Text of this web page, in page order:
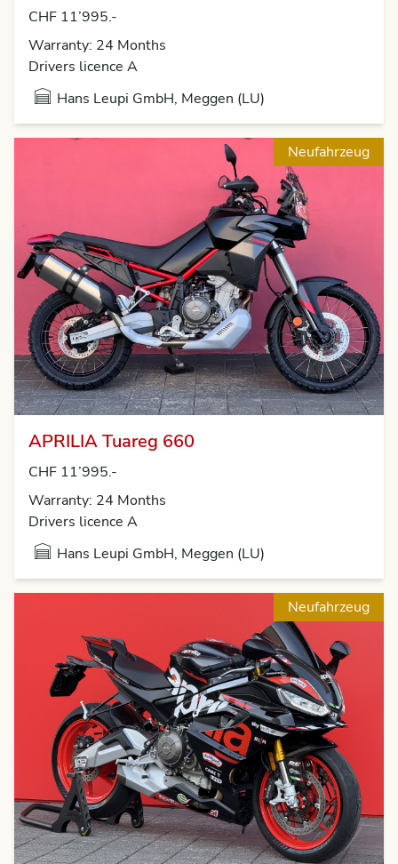
CHF 11’995.-
Warranty: 24 Months
Drivers licence A
Hans Leupi GmbH, Meggen (LU)
Neufahrzeug
APRILIA Tuareg 660
CHF 11’995.-
Warranty: 24 Months
Drivers licence A
Hans Leupi GmbH, Meggen (LU)
Neufahrzeug